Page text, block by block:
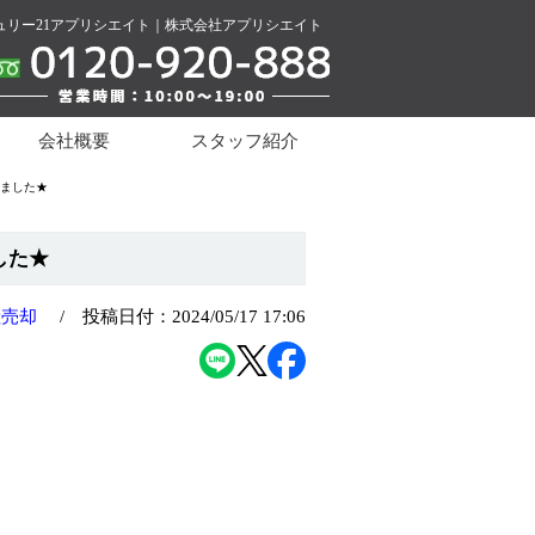
ー21アプリシエイト｜株式会社アプリシエイト
会社概要 スタッフ紹介
した★
た★
却 / 投稿日付：2024/05/17 17:06